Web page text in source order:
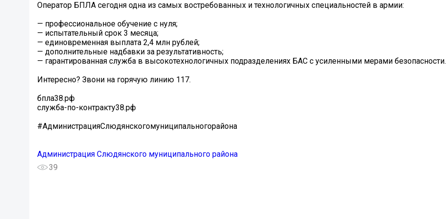
Оператор БПЛА сегодня одна из самых востребованных и технологичных специальностей в армии:
— профессиональное обучение с нуля;
— испытательный срок 3 месяца;
— единовременная выплата 2,4 млн рублей;
— дополнительные надбавки за результативность;
— гарантированная служба в высокотехнологичных подразделениях БАС с усиленными мерами безопасности.
Интересно? Звони на горячую линию 117.
бпла38.рф
служба-по-контракту38.рф
#АдминистрацияСлюдянскогомуниципальногорайона
Администрация Слюдянского муниципального района
39